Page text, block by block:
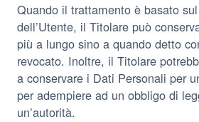
Quando il trattamento è basato
dell’Utente, il Titolare può
più a lungo sino a quando detto
revocato. Inoltre, il Titolare
a conservare i Dati Personali per
per adempiere ad un obbligo di
un’autorità.